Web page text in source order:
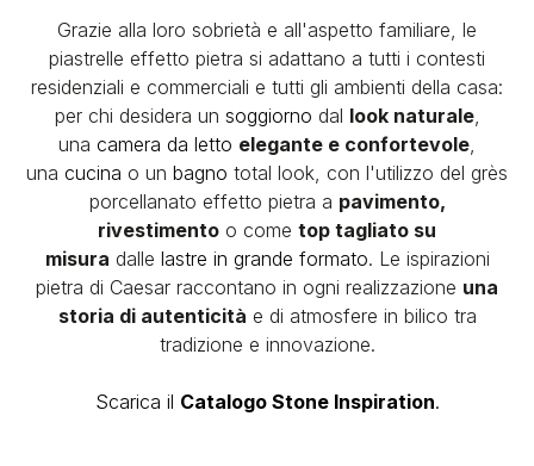
Grazie alla loro sobrietà e all'aspetto familiare, le
piastrelle effetto pietra si adattano a tutti i contesti
residenziali e commerciali e tutti gli ambienti della casa:
per chi desidera un soggiorno dal look naturale,
una camera da letto elegante e confortevole
una cucina o un bagno total look, con l'utilizzo del grès
porcellanato effetto pietra a pavimento,
rivestimento o come top tagliato su
misura dalle lastre in grande formato. Le ispirazioni
pietra di Caesar raccontano in ogni realizzazione una
storia di autenticità e di atmosfere in bilico tra
tradizione e innovazione.
Scarica il Catalogo Stone Inspiration.